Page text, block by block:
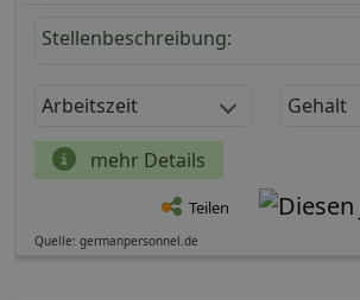
Stellenbeschreibung:
Arbeitszeit Gehalt
mehr Details
Teilen
Quelle: germanpersonnel.de